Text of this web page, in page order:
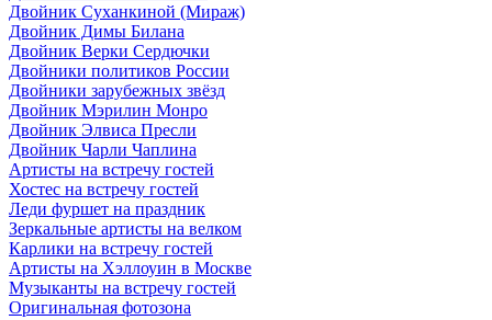
Двойник Суханкиной (Мираж)
Двойник Димы Билана
Двойник Верки Сердючки
Двойники политиков России
Двойники зарубежных звёзд
Двойник Мэрилин Монро
Двойник Элвиса Пресли
Двойник Чарли Чаплина
Артисты на встречу гостей
Хостес на встречу гостей
Леди фуршет на праздник
Зеркальные артисты на велком
Карлики на встречу гостей
Артисты на Хэллоуин в Москве
Музыканты на встречу гостей
Оригинальная фотозона